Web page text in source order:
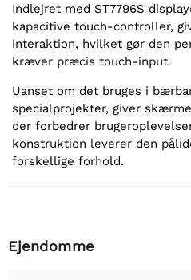
Indlejret med ST7796S
kapacitive touch-controller,
interaktion, hvilket gør den
kræver præcis touch-input.
Uanset om det bruges i
specialprojekter, giver
der forbedrer
konstruktion leverer den
forskellige forhold.
Ejendomme